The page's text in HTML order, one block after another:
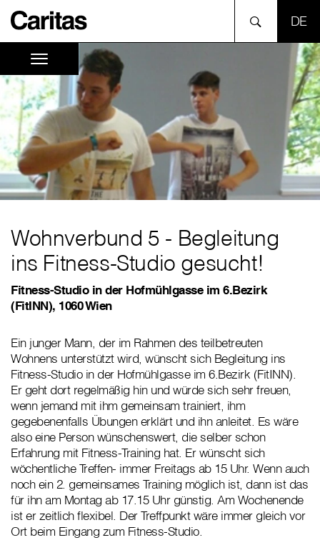
Wohnverbund 5 - Begleitung
ins Fitness-Studio gesucht!
Fitness-Studio in der Hofmühlgasse im 6.Bezirk
(FitINN), 1060 Wien
Ein junger Mann, der im Rahmen des teilbetreuten
Wohnens unterstützt wird, wünscht sich Begleitung ins
Fitness-Studio in der Hofmühlgasse im 6.Bezirk (FitINN).
Er geht dort regelmäßig hin und würde sich sehr freuen,
wenn jemand mit ihm gemeinsam trainiert, ihm
gegebenenfalls Übungen erklärt und ihn anleitet. Es wäre
also eine Person wünschenswert, die selber schon
Erfahrung mit Fitness-Training hat. Er wünscht sich
wöchentliche Treffen- immer Freitags ab 15 Uhr. Wenn auch
noch ein 2. gemeinsames Training möglich ist, dann ist das
für ihn am Montag ab 17.15 Uhr günstig. Am Wochenende
ist er zeitlich flexibel. Der Treffpunkt wäre immer gleich vor
Ort beim Eingang zum Fitness-Studio.